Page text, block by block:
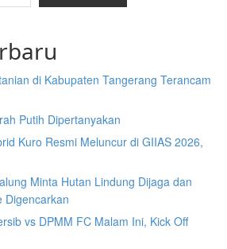
di Kabupaten Tangerang Terancam
Putih Dipertanyakan
Kuro Resmi Meluncur di GIIAS 2026,
Minta Hutan Lindung Dijaga dan
Digencarkan
vs DPMM FC Malam Ini, Kick Off